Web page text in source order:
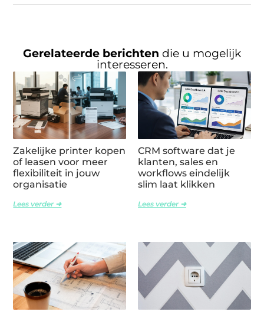
Gerelateerde berichten die u mogelijk
interesseren.
Zakelijke printer kopen
of leasen voor meer
flexibiliteit in jouw
organisatie
Lees verder ➜
CRM software dat je
klanten, sales en
workflows eindelijk
slim laat klikken
Lees verder ➜